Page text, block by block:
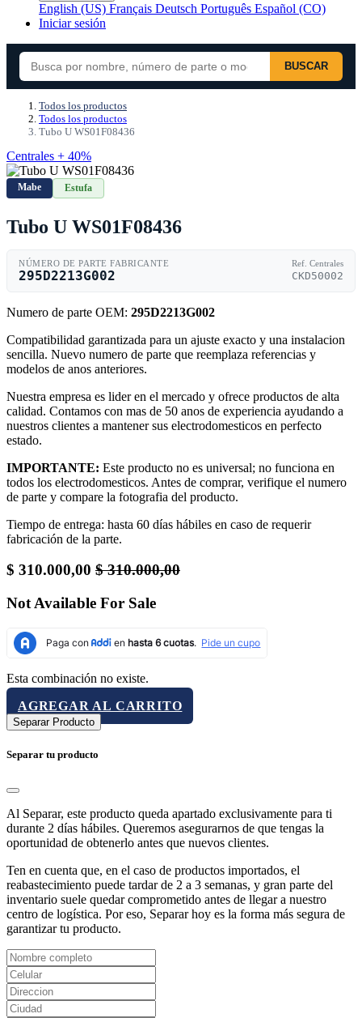
English (US) Français Deutsch Português Español (CO)
Iniciar sesión
BUSCAR
Todos los productos
Todos los productos
Tubo U WS01F08436
Centrales + 40%
Mabe Estufa
Tubo U WS01F08436
NÚMERO DE PARTE FABRICANTE
295D2213G002
Ref. Centrales
CKD50002
Numero de parte OEM: 295D2213G002
Compatibilidad garantizada para un ajuste exacto y una instalacion
sencilla. Nuevo numero de parte que reemplaza referencias y
modelos de anos anteriores.
Nuestra empresa es lider en el mercado y ofrece productos de alta
calidad. Contamos con mas de 50 anos de experiencia ayudando a
nuestros clientes a mantener sus electrodomesticos en perfecto
estado.
IMPORTANTE: Este producto no es universal; no funciona en
todos los electrodomesticos. Antes de comprar, verifique el numero
de parte y compare la fotografia del producto.
Tiempo de entrega: hasta 60 días hábiles en caso de requerir
fabricación de la parte.
$ 310.000,00 $310.000,00
Not Available For Sale
Esta combinación no existe.
AGREGAR AL CARRITO
Separar Producto
Separar tu producto
Al Separar, este producto queda apartado exclusivamente para ti
durante 2 días hábiles. Queremos asegurarnos de que tengas la
oportunidad de obtenerlo antes que nuevos clientes.
Ten en cuenta que, en el caso de productos importados, el
reabastecimiento puede tardar de 2 a 3 semanas, y gran parte del
inventario suele quedar comprometido antes de llegar a nuestro
centro de logística. Por eso, Separar hoy es la forma más segura de
garantizar tu producto.